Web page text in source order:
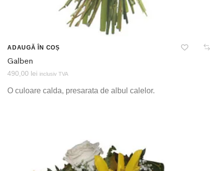
ADAUGĂ ÎN COȘ
Galben
490,00 lei inclusiv TVA
O culoare calda, presarata de albul calelor.